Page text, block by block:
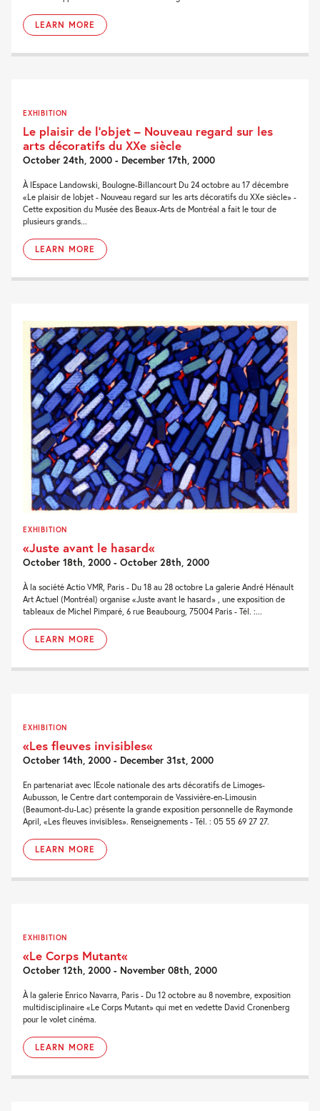
LEARN MORE
EXHIBITION
Le plaisir de l’objet – Nouveau regard sur les
arts décoratifs du XXe siècle
October 24th, 2000 - December 17th, 2000
À lEspace Landowski, Boulogne-Billancourt Du 24 octobre au 17 décembre
«Le plaisir de lobjet - Nouveau regard sur les arts décoratifs du XXe siècle» -
Cette exposition du Musée des Beaux-Arts de Montréal a fait le tour de
plusieurs grands...
LEARN MORE
EXHIBITION
«Juste avant le hasard«
October 18th, 2000 - October 28th, 2000
À la société Actio VMR, Paris - Du 18 au 28 octobre La galerie André Hénault
Art Actuel (Montréal) organise «Juste avant le hasard» , une exposition de
tableaux de Michel Pimparé, 6 rue Beaubourg, 75004 Paris - Tél. :...
LEARN MORE
EXHIBITION
«Les fleuves invisibles«
October 14th, 2000 - December 31st, 2000
En partenariat avec lEcole nationale des arts décoratifs de Limoges-
Aubusson, le Centre dart contemporain de Vassivière-en-Limousin
(Beaumont-du-Lac) présente la grande exposition personnelle de Raymonde
April, «Les fleuves invisibles». Renseignements - Tél. : 05 55 69 27 27.
LEARN MORE
EXHIBITION
«Le Corps Mutant«
October 12th, 2000 - November 08th, 2000
À la galerie Enrico Navarra, Paris - Du 12 octobre au 8 novembre, exposition
multidisciplinaire «Le Corps Mutant» qui met en vedette David Cronenberg
pour le volet cinéma.
LEARN MORE